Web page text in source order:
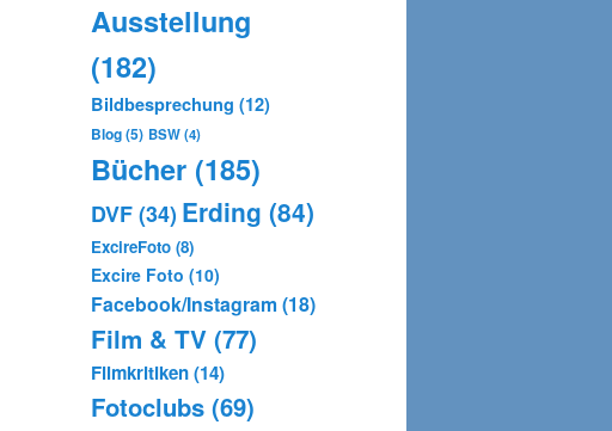
Ausstellung
(182)
Bildbesprechung (12)
Blog(5) BSW(4)
Bücher (185)
DVF (34) Erding (84)
ExcireFoto (8)
Excire Foto (10)
Facebook/Instagram (18)
Film & TV (77)
Filmkritiken(14)
Fotoclubs (69)